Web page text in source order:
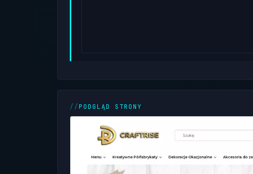
PODGLĄD STRONY